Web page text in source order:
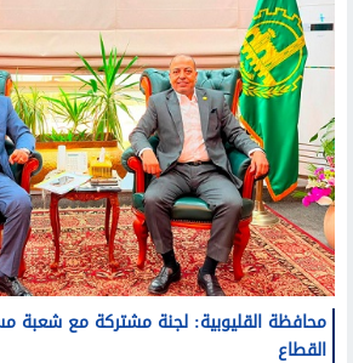
محافظة القليوبية: لجنة مشتركة مع شعبة
القطاع